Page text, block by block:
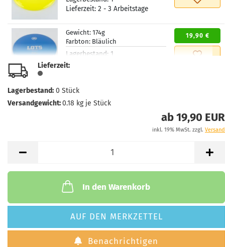
Lieferzeit: 2 - 3 Arbeitstage
Gewicht: 174g
Farbton: Bläulich
Lagerbestand: 1
Lieferzeit:
19,90 €
Gewicht:
Lagerbestand:
Bläulich
Lieferzeit:2 - 3 Arbeitstage
Farbton:Bläulich
Lagerbestand: 1
Lieferzeit:2 - 3 Arbeitstage
Lieferzeit:
Lagerbestand: 0 Stück
Versandgewicht:0.18 kg je Stück
ab 19,90 EUR
inkl. 19% MwSt. zzgl. Versand
In den Warenkorb
AUF DEN MERKZETTEL
Benachrichtigen